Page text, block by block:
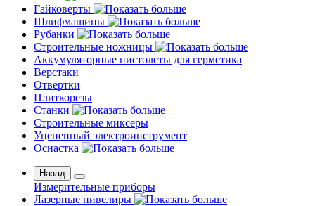
Гайковерты
Шлифмашины
Рубанки
Строительные ножницы
Аккумуляторные пистолеты для герметика
Верстаки
Отвертки
Плиткорезы
Станки
Строительные миксеры
Уцененный электроинструмент
Оснастка
Назад
Измерительные приборы
Лазерные нивелиры